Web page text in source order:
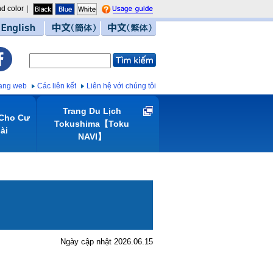
color｜
guide
web Các liên kết Liên hệ với chúng tôi
Cư
Trang Du Lịch
Tokushima【Toku
NAVI】
Ngày cập nhật 2026.06.15